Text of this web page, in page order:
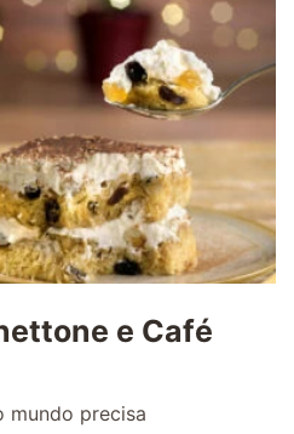
e Café
mundo precisa